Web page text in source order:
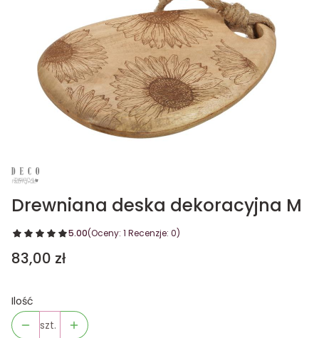
Drewniana deska dekoracyjna M
5.00(Oceny: 1 Recenzje: 0)
Cena
83,00 zł
Ilość
szt.